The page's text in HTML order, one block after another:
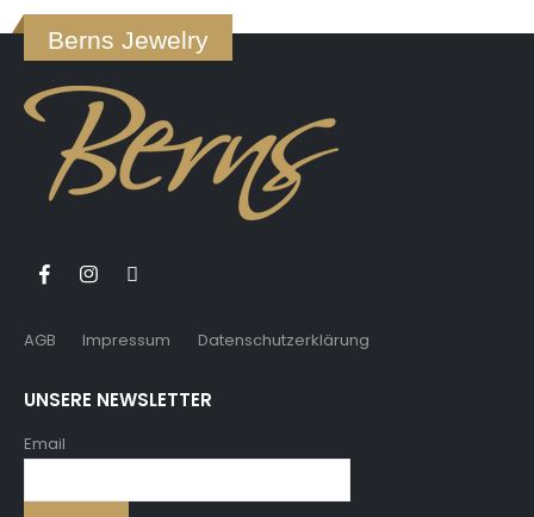
Berns Jewelry
AGB Impressum Datenschutzerklärung
UNSERE NEWSLETTER
Email